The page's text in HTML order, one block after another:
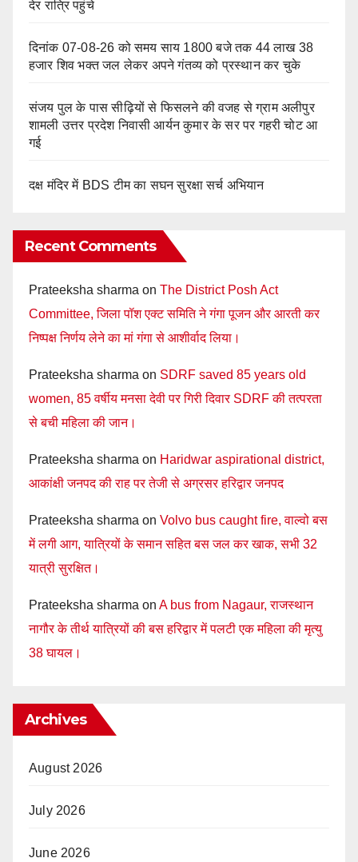
देर रात्रि पहुंचे
दिनांक 07-08-26 को समय साय 1800 बजे तक 44 लाख 38
हजार शिव भक्त जल लेकर अपने गंतव्य को प्रस्थान कर चुके
संजय पुल के पास सीढ़ियों से फिसलने की वजह से ग्राम अलीपुर
शामली उत्तर प्रदेश निवासी आर्यन कुमार के सर पर गहरी चोट आ
गई
दक्ष मंदिर में BDS टीम का सघन सुरक्षा सर्च अभियान
Recent Comments
Prateeksha sharma on The District Posh Act
Committee, जिला पॉश एक्ट समिति ने गंगा पूजन और आरती कर
निष्पक्ष निर्णय लेने का मां गंगा से आशीर्वाद लिया।
Prateeksha sharma on SDRF saved 85 years old
women, 85 वर्षीय मनसा देवी पर गिरी दिवार SDRF की तत्परता
से बची महिला की जान।
Prateeksha sharma on Haridwar aspirational district,
आकांक्षी जनपद की राह पर तेजी से अग्रसर हरिद्वार जनपद
Prateeksha sharma on Volvo bus caught fire, वाल्वो बस
में लगी आग, यात्रियों के समान सहित बस जल कर खाक, सभी 32
यात्री सुरक्षित।
Prateeksha sharma on A bus from Nagaur, राजस्थान
नागौर के तीर्थ यात्रियों की बस हरिद्वार में पलटी एक महिला की मृत्यु
38 घायल।
Archives
August 2026
July 2026
June 2026